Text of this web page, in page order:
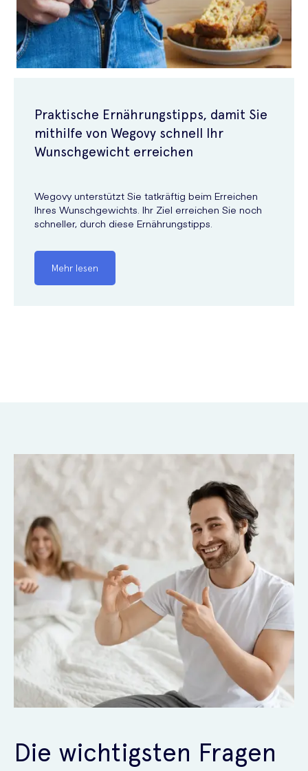
Praktische Ernährungstipps, damit Sie
mithilfe von Wegovy schnell Ihr
Wunschgewicht erreichen
Wegovy unterstützt Sie tatkräftig beim Erreichen
Ihres Wunschgewichts. Ihr Ziel erreichen Sie noch
schneller, durch diese Ernährungstipps.
Mehr lesen
Die wichtigsten Fragen